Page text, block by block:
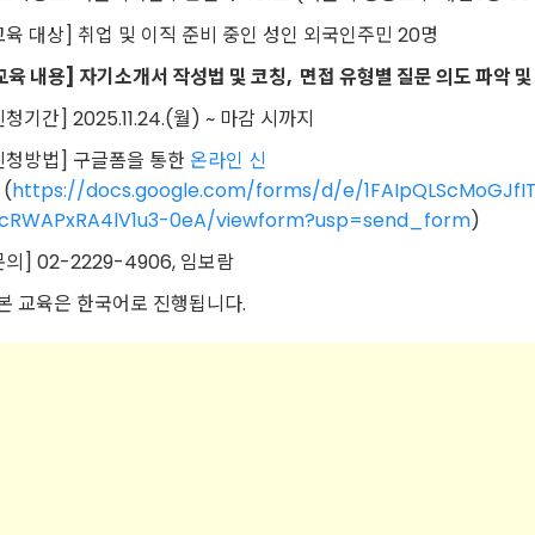
육 대상] 취업 및 이직 준비 중인 성인 외국인주민 20명
육 내용] 자기소개서 작성법 및 코칭, 면접 유형별 질문 의도 파악
청기간] 2025.11.24.(월) ~ 마감 시까지
청방법] 구글폼을 통한 온라인 신
(https://docs.google.com/forms/d/e/
0eA/viewform?usp=send_form​​)
의] 02-2229-4906, 임보람
교육은 한국어로 진행됩니다.